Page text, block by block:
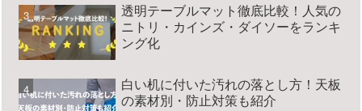
透明テーブルマット徹底比較！人気の
ニトリ・カインズ・ダイソーをランキ
ング化
白い机に付いた汚れの落とし方！天板
の素材別・防止対策も紹介